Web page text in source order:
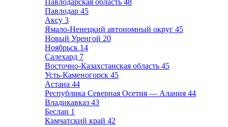
Павлодарская область 48
Павлодар 45
Аксу 3
Ямало-Ненецкий автономный округ 45
Новый Уренгой 20
Ноябрьск 14
Салехард 7
Восточно-Казахстанская область 45
Усть-Каменогорск 45
Астана 44
Республика Северная Осетия — Алания 44
Владикавказ 43
Беслан 1
Камчатский край 42